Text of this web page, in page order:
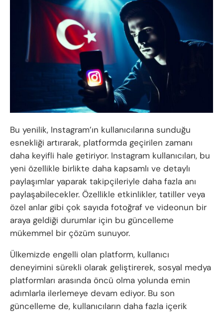
Bu yenilik, Instagram’ın kullanıcılarına sunduğu
esnekliği artırarak, platformda geçirilen zamanı
daha keyifli hale getiriyor. Instagram kullanıcıları, bu
yeni özellikle birlikte daha kapsamlı ve detaylı
paylaşımlar yaparak takipçileriyle daha fazla anı
paylaşabilecekler. Özellikle etkinlikler, tatiller veya
özel anlar gibi çok sayıda fotoğraf ve videonun bir
araya geldiği durumlar için bu güncelleme
mükemmel bir çözüm sunuyor.
Ülkemizde engelli olan platform, kullanıcı
deneyimini sürekli olarak geliştirerek, sosyal medya
platformları arasında öncü olma yolunda emin
adımlarla ilerlemeye devam ediyor. Bu son
güncelleme de, kullanıcıların daha fazla içerik